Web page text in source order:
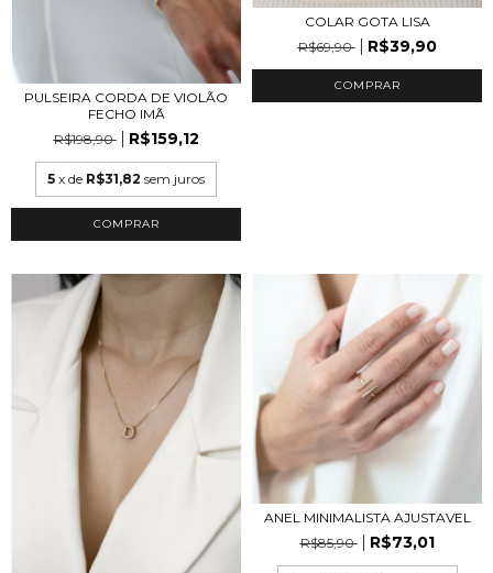
PULSEIRA CORDA DE VIOLÃO
FECHO IMÃ
R$198,90
R$159,12
5 x de R$31,82 sem juros
COMPRAR
COLAR GOTA LISA
R$69,90
R$39,90
COMPRAR
ANEL MINIMALISTA AJUSTAVEL
R$85,90
R$73,01